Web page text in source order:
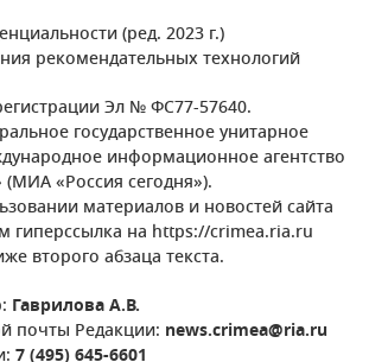
(ред. 2023 г.)
рекомендательных технологий
Эл № ФС77-57640.
государственное унитарное
информационное агентство
(МИА «Россия сегодня»).
материалов и новостей сайта
гиперссылка на https://crimea.ria.ru
второго абзаца текста.
Гаврилова А.В.
почты Редакции: news.crimea@ria.ru
7 (495) 645-6601